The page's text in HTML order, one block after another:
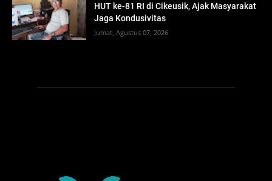
HUT ke-81 RI di Cikeusik, Ajak Masyarakat
Jaga Kondusivitas
Jumat, Agustus 07, 2026